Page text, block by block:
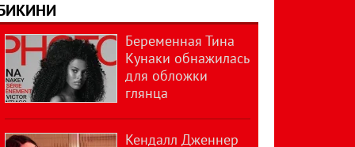
Беременная Тина
Кунаки обнажилась
для обложки
глянца
Кендалл Дженнер